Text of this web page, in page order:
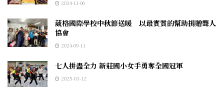
2024-11-06
葳格國際學校中秋節送暖 以最實質的幫助捐贈聾人
協會
2024-09-11
七人拼盡全力 新莊國小女手勇奪全國冠軍
2025-03-12